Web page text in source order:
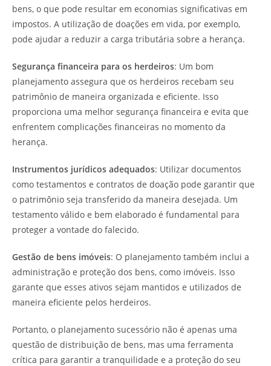
bens, o que pode resultar em economias significativas em
impostos. A utilização de doações em vida, por exemplo,
pode ajudar a reduzir a carga tributária sobre a herança.
Segurança financeira para os herdeiros: Um bom
planejamento assegura que os herdeiros recebam seu
patrimônio de maneira organizada e eficiente. Isso
proporciona uma melhor segurança financeira e evita que
enfrentem complicações financeiras no momento da
herança.
Instrumentos jurídicos adequados: Utilizar documentos
como testamentos e contratos de doação pode garantir que
o patrimônio seja transferido da maneira desejada. Um
testamento válido e bem elaborado é fundamental para
proteger a vontade do falecido.
Gestão de bens imóveis: O planejamento também inclui a
administração e proteção dos bens, como imóveis. Isso
garante que esses ativos sejam mantidos e utilizados de
maneira eficiente pelos herdeiros.
Portanto, o planejamento sucessório não é apenas uma
questão de distribuição de bens, mas uma ferramenta
crítica para garantir a tranquilidade e a proteção do seu